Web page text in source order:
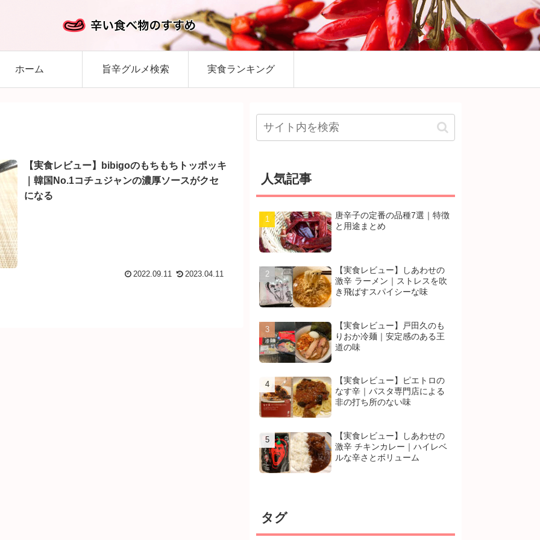
ホーム 旨辛グルメ検索 実食ランキング
【実食レビュー】bibigoのもちもちトッポッキ
｜韓国No.1コチュジャンの濃厚ソースがクセ
になる
2022.09.11 2023.04.11
人気記事
唐辛子の定番の品種7選｜特徴
と用途まとめ
【実食レビュー】しあわせの
激辛 ラーメン｜ストレスを吹
き飛ばすスパイシーな味
【実食レビュー】戸田久のも
りおか冷麺｜安定感のある王
道の味
【実食レビュー】ピエトロの
なす辛｜パスタ専門店による
非の打ち所のない味
【実食レビュー】しあわせの
激辛 チキンカレー｜ハイレベ
ルな辛さとボリューム
タグ